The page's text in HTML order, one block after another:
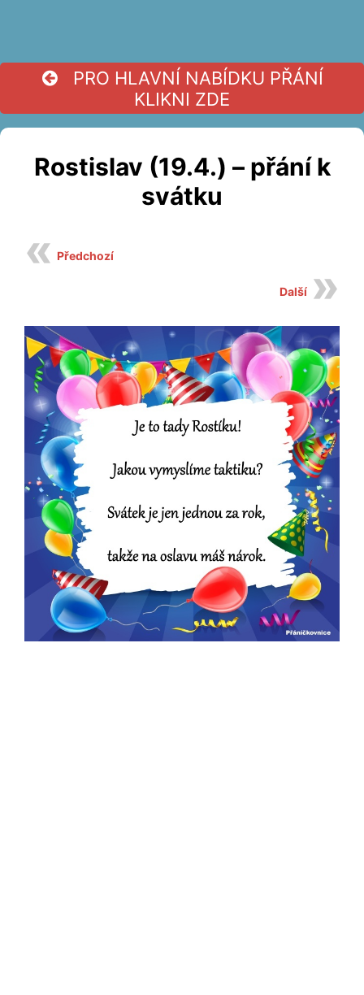
PRO HLAVNÍ NABÍDKU PŘÁNÍ
KLIKNI ZDE
Rostislav (19.4.) – přání k
svátku
Předchozí
Další